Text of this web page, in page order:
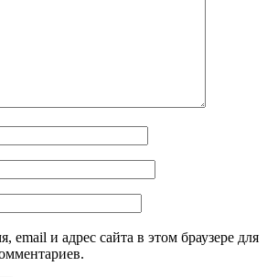
email и адрес сайта в этом браузере для